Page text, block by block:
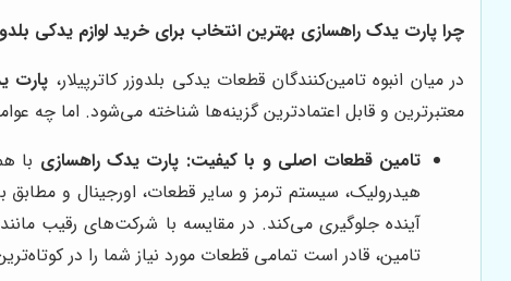
چرا پارت یدک راهسازی بهترین انتخاب برای خرید لوازم یدکی
در میان انبوه تامین‌کنندگان قطعات یدکی بلدوزر کاترپیلار، پارت
معتبرترین و قابل اعتمادترین گزینه‌ها شناخته می‌شود. اما چه
تامین قطعات اصلی و با کیفیت: پارت یدک راهسازی با
هیدرولیک، سیستم ترمز و سایر قطعات، اورجینال و مطابق
آینده جلوگیری می‌کند. در مقایسه با شرکت‌های رقیب
تامین، قادر است تمامی قطعات مورد نیاز شما را در